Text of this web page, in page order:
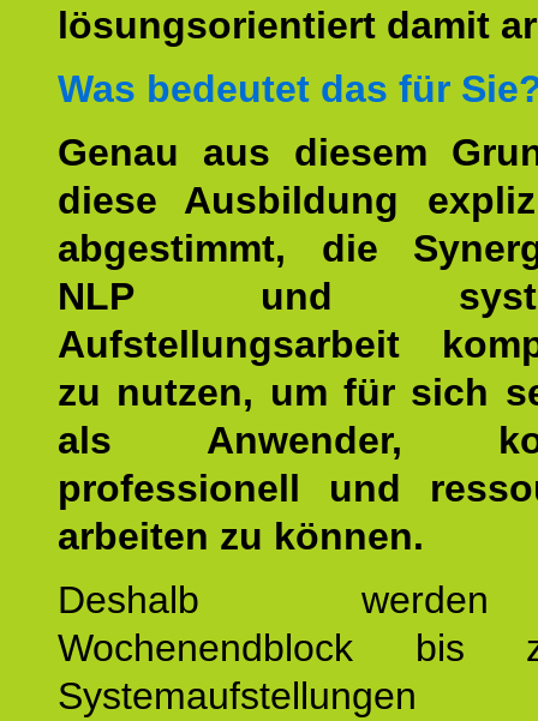
lösungsorientiert damit
Was bedeutet das für
Genau aus diesem
diese Ausbildung
abgestimmt, die
NLP und
Aufstellungsarbeit
zu nutzen, um für sich
als Anwender,
professionell und
arbeiten zu können.
Deshalb
Wochenendblock bis